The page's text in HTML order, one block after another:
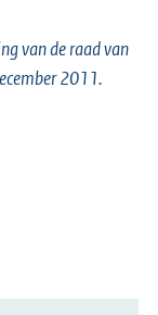
van de raad van
2011.